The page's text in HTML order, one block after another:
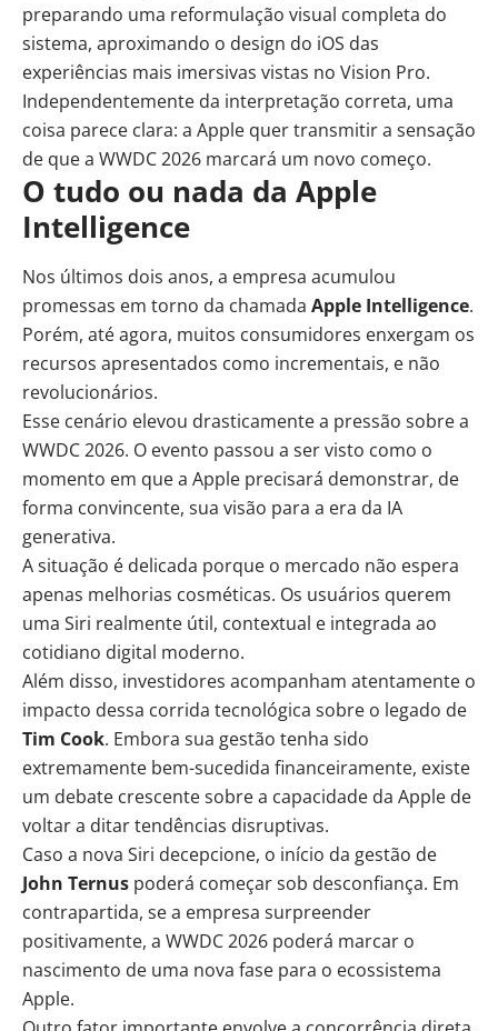
preparando uma reformulação visual completa do
sistema, aproximando o design do iOS das
experiências mais imersivas vistas no Vision Pro.
Independentemente da interpretação correta, uma
coisa parece clara: a Apple quer transmitir a sensação
de que a WWDC 2026 marcará um novo começo.
O tudo ou nada da Apple
Intelligence
Nos últimos dois anos, a empresa acumulou
promessas em torno da chamada Apple Intelligence.
Porém, até agora, muitos consumidores enxergam os
recursos apresentados como incrementais, e não
revolucionários.
Esse cenário elevou drasticamente a pressão sobre a
WWDC 2026. O evento passou a ser visto como o
momento em que a Apple precisará demonstrar, de
forma convincente, sua visão para a era da IA
generativa.
A situação é delicada porque o mercado não espera
apenas melhorias cosméticas. Os usuários querem
uma Siri realmente útil, contextual e integrada ao
cotidiano digital moderno.
Além disso, investidores acompanham atentamente o
impacto dessa corrida tecnológica sobre o legado de
Tim Cook. Embora sua gestão tenha sido
extremamente bem-sucedida financeiramente, existe
um debate crescente sobre a capacidade da Apple de
voltar a ditar tendências disruptivas.
Caso a nova Siri decepcione, o início da gestão de
John Ternus poderá começar sob desconfiança. Em
contrapartida, se a empresa surpreender
positivamente, a WWDC 2026 poderá marcar o
nascimento de uma nova fase para o ecossistema
Apple.